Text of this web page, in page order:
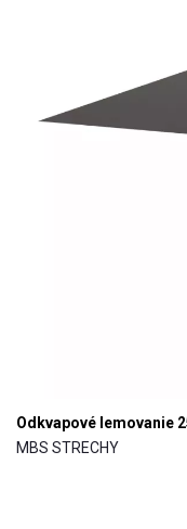
Odkvapové lemovanie
MBS STRECHY